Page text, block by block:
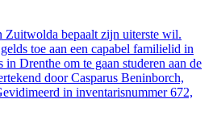
Zuitwolda bepaalt zijn uiterste wil.
toe aan een capabel familielid in
Drenthe om te gaan studeren aan de
door Casparus Beninborch,
in inventarisnummer 672,